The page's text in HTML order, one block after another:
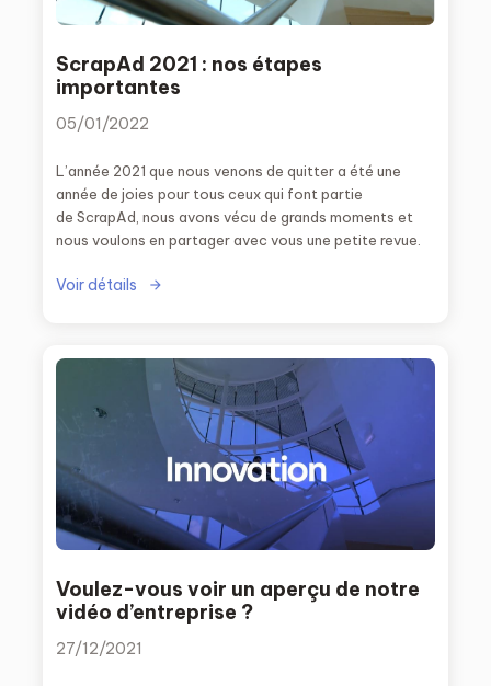
ScrapAd 2021 : nos étapes
importantes
05/01/2022
L’année 2021 que nous venons de quitter a été une
année de joies pour tous ceux qui font partie
de ScrapAd, nous avons vécu de grands moments et
nous voulons en partager avec vous une petite revue.
Voir détails
Voulez-vous voir un aperçu de notre
vidéo d’entreprise ?
27/12/2021